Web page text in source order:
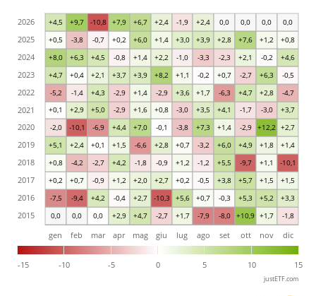
0,0 0,0 0,0 +2,9 +4,7 -2,7 +1,7 -7,9 -8,0 +10,9 +1,7 -1,8
-7,5 -9,4 +4,2 -0,4 +2,7 -10,3 +5,6 +0,7 -0,3 +5,3 +5,2 +3,3
+0,2 +0,7 -0,9 +1,2 +2,0 +2,7 +0,2 -0,5 +3,8 +5,7 +1,5 +1,5
+0,8 -4,2 -2,7 +4,2 -1,8 -0,9 +1,2 -1,2 +5,5 -9,7 +1,1 -10,1
+5,1 +2,4 +0,1 +1,5 -6,6 +2,8 +0,7 -3,2 +6,0 +4,9 +1,8 +1,4
-2,0 -10,1 -6,9 +4,4 +7,0 -0,1 -3,8 +7,3 +1,4 -2,9 +12,2 +2,7
+0,1 +2,9 +5,0 -2,9 +1,6 +0,8 -3,0 +3,5 +4,1 -1,7 -3,0 +3,7
-5,2 -1,4 +4,3 -2,9 +1,4 -2,9 +3,6 +1,7 -6,3 +4,7 +2,8 -4,7
+4,7 +0,4 +2,1 +3,7 +3,9 +8,2 +1,1 -0,2 +0,7 -2,7 +6,3 -0,5
+8,0 +6,3 +4,5 -0,8 +1,4 +2,2 -1,0 -3,3 -2,3 +2,1 -0,2 +4,6
+0,5 -3,8 -0,7 +0,2 +6,0 +1,4 +3,0 +3,9 +2,8 +7,6 +1,2 +0,8
+4,5 +9,7 -10,8 +7,9 +6,7 +2,4 -1,9 +2,4 0,0 0,0 0,0 0,0
-15 -10 -5 0 5 10 15
gen feb mar apr mag giu lug ago set ott nov dic
2015
2016
2017
2018
2019
2020
2021
2022
2023
2024
2025
2026
justETF.com